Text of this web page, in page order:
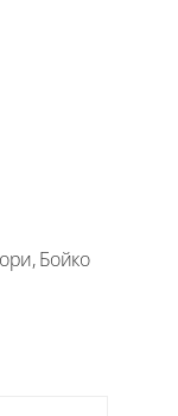
Бойко